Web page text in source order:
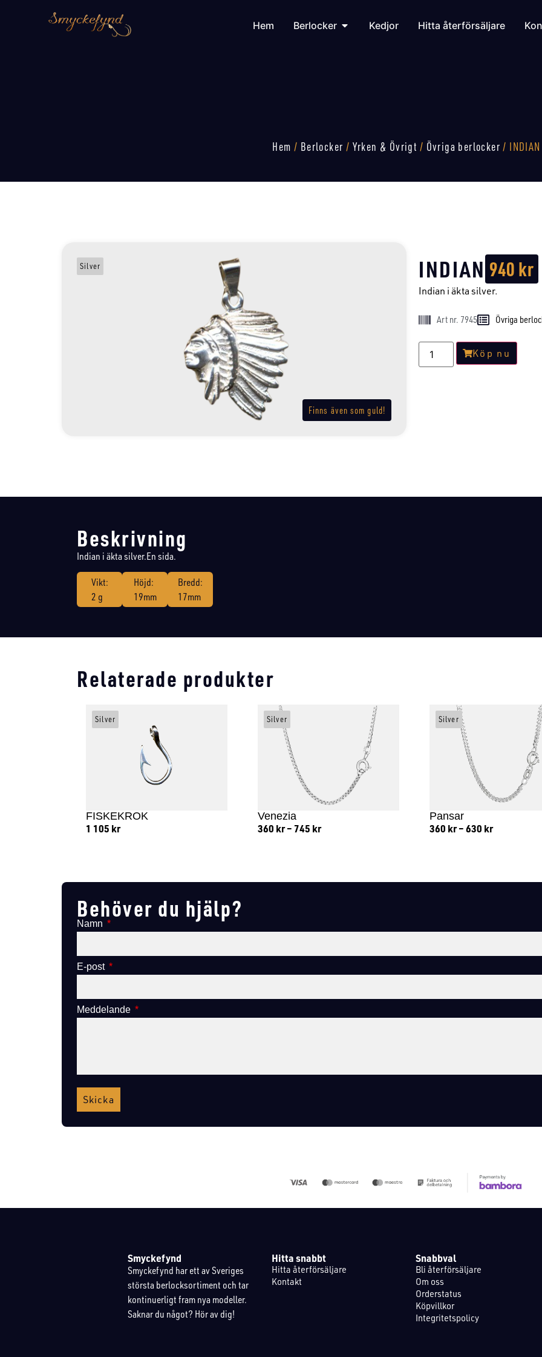
Hem Berlocker Kedjor Hitta återförsäljare
Hem / Berlocker / Yrken & Övrigt / Övriga berlocker / INDIAN
Finns även som guld!
Silver INDIAN 940kr
Indian i äkta silver.
Art nr. 7945 Övriga
Köp nu
Beskrivning
Indian i äkta silver.En sida.
Vikt:
2 g
Höjd:
19mm
Bredd:
17mm
Relaterade produkter
FISKEKROK
1 105 kr
Silver
Venezia
360 kr –745 kr
Silver
Pansar
360 kr –630 kr
Silver
Behöver du hjälp?
Namn
E-post
Meddelande
Skicka
Smyckefynd
Smyckefynd har ett av Sveriges
största berlocksortiment och tar
kontinuerligt fram nya modeller.
Saknar du något? Hör av dig!
Hitta snabbt
Hitta återförsäljare
Kontakt
Snabbval
Bli återförsäljare
Om oss
Orderstatus
Köpvillkor
Integritetspolicy